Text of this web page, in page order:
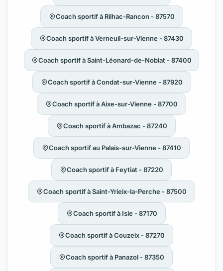
Coach sportif à Rilhac-Rancon - 87570
Coach sportif à Verneuil-sur-Vienne - 87430
Coach sportif à Saint-Léonard-de-Noblat - 87400
Coach sportif à Condat-sur-Vienne - 87920
Coach sportif à Aixe-sur-Vienne - 87700
Coach sportif à Ambazac - 87240
Coach sportif au Palais-sur-Vienne - 87410
Coach sportif à Feytiat - 87220
Coach sportif à Saint-Yrieix-la-Perche - 87500
Coach sportif à Isle - 87170
Coach sportif à Couzeix - 87270
Coach sportif à Panazol - 87350